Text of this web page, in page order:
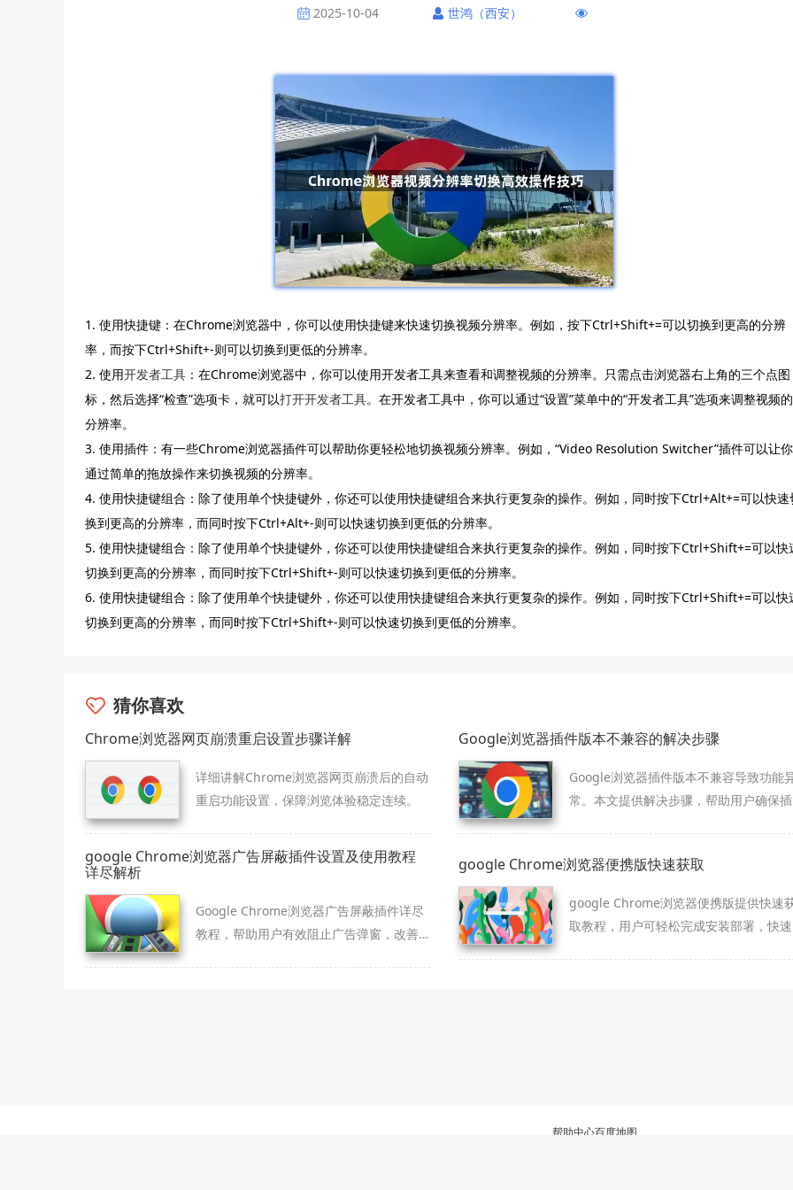
2025-10-04 世鸿（西安）
1. 使用快捷键：在Chrome浏览器中，你可以使用快捷键来快速切换视频分辨率。例如，按下Ctrl+Shift+=可以切换到更高的分辨
率，而按下Ctrl+Shift+-则可以切换到更低的分辨率。
2. 使用开发者工具 ：在Chrome浏览器中，你可以使用开发者工具来查看和调整视频的分辨率。只需点击浏览器右上角的三个点图
标，然后选择“检查”选项卡，就可以打开开发者工具。在开发者工具中，你可以通过“设置”菜单中的“开发者工具”选项来调整视频的
分辨率。
3. 使用插件：有一些Chrome浏览器插件可以帮助你更轻松地切换视频分辨率。例如，“Video Resolution Switcher”插件可以让你
通过简单的拖放操作来切换视频的分辨率。
4. 使用快捷键组合：除了使用单个快捷键外，你还可以使用快捷键组合来执行更复杂的操作。例如，同时按下Ctrl+Alt+=可以快速
换到更高的分辨率，而同时按下Ctrl+Alt+-则可以快速切换到更低的分辨率。
5. 使用快捷键组合：除了使用单个快捷键外，你还可以使用快捷键组合来执行更复杂的操作。例如，同时按下Ctrl+Shift+=可以快
切换到更高的分辨率，而同时按下Ctrl+Shift+-则可以快速切换到更低的分辨率。
6. 使用快捷键组合：除了使用单个快捷键外，你还可以使用快捷键组合来执行更复杂的操作。例如，同时按下Ctrl+Shift+=可以快
切换到更高的分辨率，而同时按下Ctrl+Shift+-则可以快速切换到更低的分辨率。
猜你喜欢
Chrome浏览器网页崩溃重启设置步骤详解
详细讲解Chrome浏览器网页崩溃后的自动
重启功能设置，保障浏览体验稳定连续。
Google浏览器插件版本不兼容的解决步骤
Google浏览器插件版本不兼容导致功能
常。本文提供解决步骤，帮助用户确保插
google Chrome浏览器广告屏蔽插件设置及使用教程
详尽解析
Google Chrome浏览器广告屏蔽插件详尽
教程，帮助用户有效阻止广告弹窗，改善
google Chrome浏览器便携版快速获取
google Chrome浏览器便携版提供快速
取教程，用户可轻松完成安装部署，快速
帮助中心百度地图